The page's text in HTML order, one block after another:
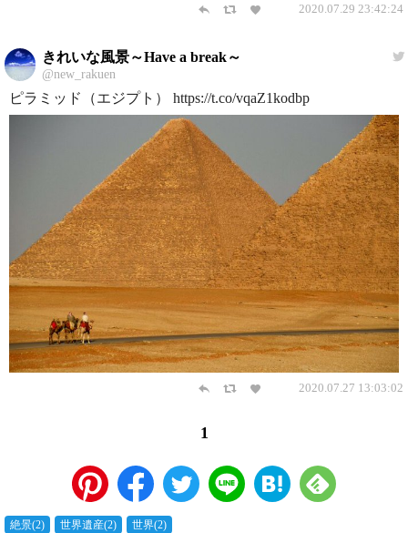
2020.07.29 23:42:24
きれいな風景～Have a break～
@new_rakuen
ピラミッド（エジプト） https://t.co/vqaZ1kodbp
2020.07.27 13:03:02
1
絶景(2) 世界遺産(2) 世界(2)